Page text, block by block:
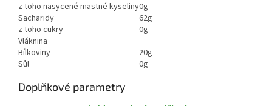
z toho nasycené mastné kyseliny0g
Sacharidy
62g
z toho cukry
0g
Vláknina
Bílkoviny
20g
Sůl
0g
Doplňkové parametry